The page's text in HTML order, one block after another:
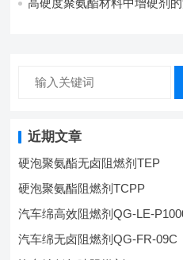
高硬度聚氨酯材料中增硬剂
近期文章
硬泡聚氨酯无卤阻燃剂TEP
硬泡聚氨酯阻燃剂TCPP
汽车绵高效阻燃剂QG-LE-
汽车绵无卤阻燃剂QG-FR-09C